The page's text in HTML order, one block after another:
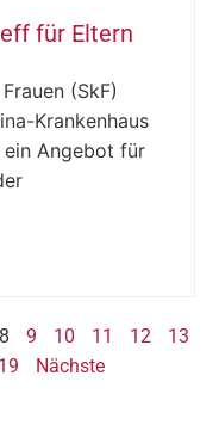
für Eltern
(SkF)
Krankenhaus
ein Angebot für
8 9 10 11 12
13
19 Nächste